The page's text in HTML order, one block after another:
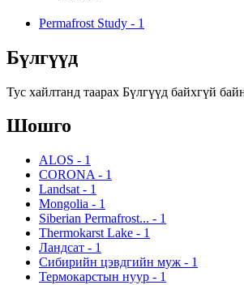
Permafrost Study - 1
Бүлгүүд
Тус хайлтанд таарах Бүлгүүд байхгүй
Шошго
ALOS - 1
CORONA - 1
Landsat - 1
Mongolia - 1
Siberian Permafrost... - 1
Thermokarst Lake - 1
Ландсат - 1
Сибирийн цэвдгийн муж - 1
Термокарстын нуур - 1